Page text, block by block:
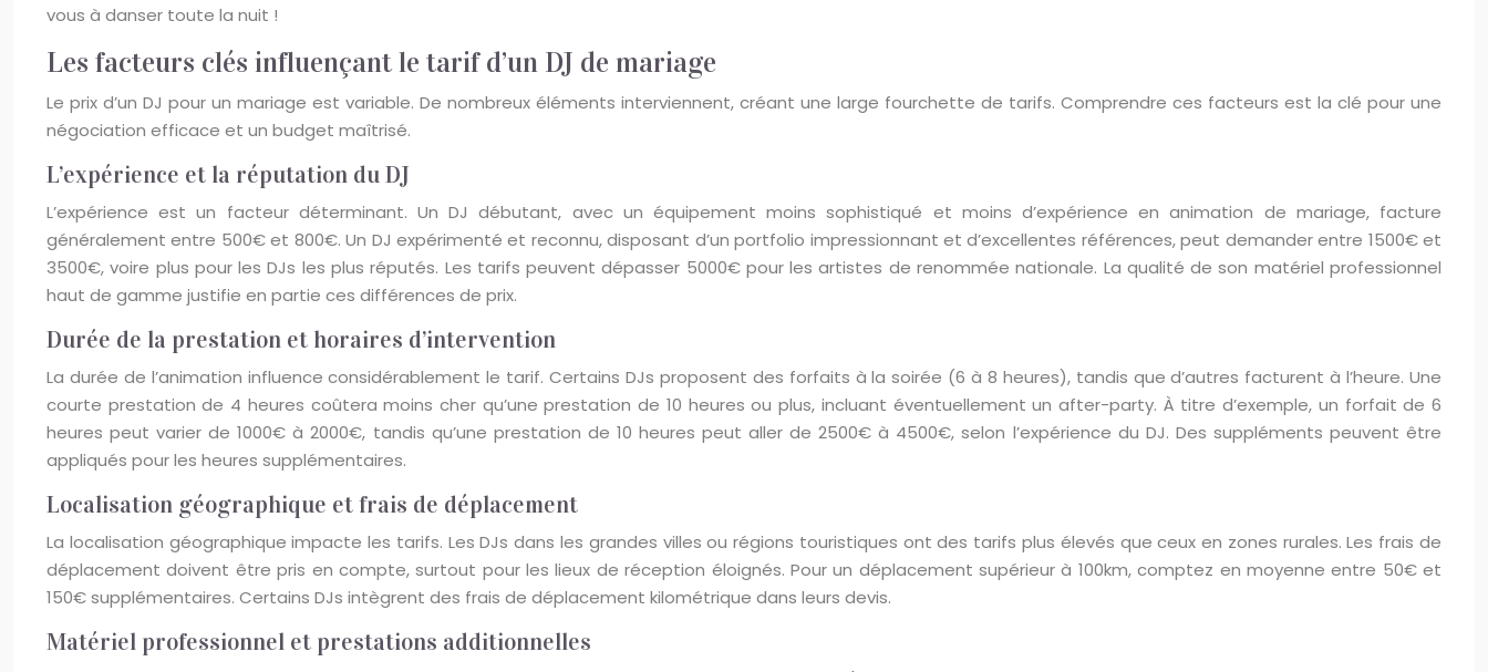
vous à danser toute la nuit !
Les facteurs clés influençant le tarif d’un DJ de mariage
Le prix d’un DJ pour un mariage est variable. De nombreux éléments interviennent, créant une large fourchette de tarifs. Comprendre ces facteurs est la clé pour une
négociation efficace et un budget maîtrisé.
L’expérience et la réputation du DJ
L’expérience est un facteur déterminant. Un DJ débutant, avec un équipement moins sophistiqué et moins d’expérience en animation de mariage, facture
généralement entre 500€ et 800€. Un DJ expérimenté et reconnu, disposant d’un portfolio impressionnant et d’excellentes références, peut demander entre 1500€ et
3500€, voire plus pour les DJs les plus réputés. Les tarifs peuvent dépasser 5000€ pour les artistes de renommée nationale. La qualité de son matériel professionnel
haut de gamme justifie en partie ces différences de prix.
Durée de la prestation et horaires d’intervention
La durée de l’animation influence considérablement le tarif. Certains DJs proposent des forfaits à la soirée (6 à 8 heures), tandis que d’autres facturent à l’heure. Une
courte prestation de 4 heures coûtera moins cher qu’une prestation de 10 heures ou plus, incluant éventuellement un after-party. À titre d’exemple, un forfait de 6
heures peut varier de 1000€ à 2000€, tandis qu’une prestation de 10 heures peut aller de 2500€ à 4500€, selon l’expérience du DJ. Des suppléments peuvent être
appliqués pour les heures supplémentaires.
Localisation géographique et frais de déplacement
La localisation géographique impacte les tarifs. Les DJs dans les grandes villes ou régions touristiques ont des tarifs plus élevés que ceux en zones rurales. Les frais de
déplacement doivent être pris en compte, surtout pour les lieux de réception éloignés. Pour un déplacement supérieur à 100km, comptez en moyenne entre 50€ et
150€ supplémentaires. Certains DJs intègrent des frais de déplacement kilométrique dans leurs devis.
Matériel professionnel et prestations additionnelles